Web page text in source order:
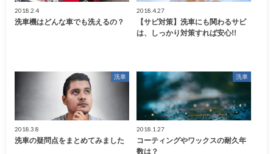
2018.2.4
洗車機はどんな車でも洗えるの？
2018.4.27
【サビ対策】洗車にも関わるサビ
は、しっかり対策すれば安心!!
洗車
2018.3.8
洗車の疑問点をまとめてみました
洗車
2018.1.27
コーティングやワックスの耐久年
数は？